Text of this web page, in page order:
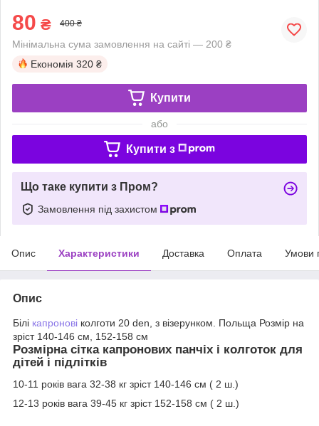
80 ₴ 400 ₴
Мінімальна сума замовлення на сайті — 200 ₴
Економія 320 ₴
Купити
або
Купити з
Що таке купити з Пром?
Замовлення під захистом
Опис Характеристики Доставка Оплата Умови
Опис
Білі капронові колготи 20 den, з візерунком. Польща Розмір на
зріст 140-146 см, 152-158 см
Розмірна сітка капронових панчіх і колготок для
дітей і підлітків
10-11 років вага 32-38 кг зріст 140-146 см ( 2 ш.)
12-13 років вага 39-45 кг зріст 152-158 см ( 2 ш.)